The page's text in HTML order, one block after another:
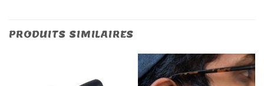
PRODUITS SIMILAIRES